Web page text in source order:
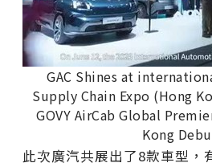
GAC Shines at
Supply Chain Expo (Hong
GOVY AirCab Global
Kong
此次廣汽共展出了8款車型，